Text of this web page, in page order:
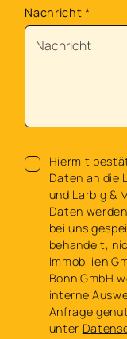
Nachricht *
Hiermit
Daten an die
und Larbig &
Daten
bei uns
behandelt,
Immobilien
Bonn GmbH
interne
Anfrage
unter